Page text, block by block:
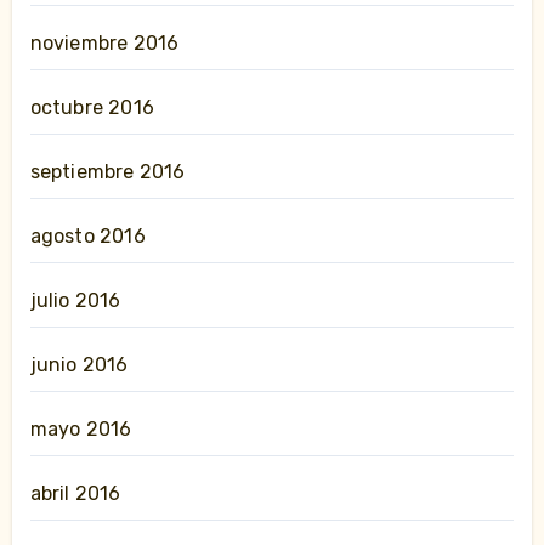
noviembre 2016
octubre 2016
septiembre 2016
agosto 2016
julio 2016
junio 2016
mayo 2016
abril 2016